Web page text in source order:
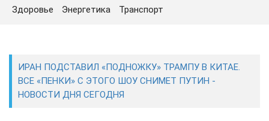
СЕГОДНЯ
ЭКОНОМИКА
Здоровье Энергетика Транспорт
ИРАН ПОДСТАВИЛ «ПОДНОЖКУ» ТРАМПУ В КИТАЕ.
ВСЕ «ПЕНКИ» С ЭТОГО ШОУ СНИМЕТ ПУТИН -
НОВОСТИ ДНЯ СЕГОДНЯ